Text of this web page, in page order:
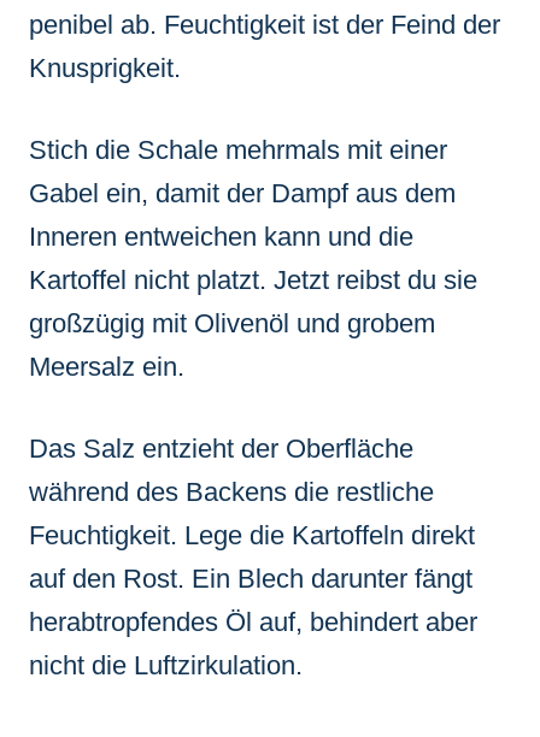
penibel ab. Feuchtigkeit ist der Feind der
Knusprigkeit.
Stich die Schale mehrmals mit einer
Gabel ein, damit der Dampf aus dem
Inneren entweichen kann und die
Kartoffel nicht platzt. Jetzt reibst du sie
großzügig mit Olivenöl und grobem
Meersalz ein.
Das Salz entzieht der Oberfläche
während des Backens die restliche
Feuchtigkeit. Lege die Kartoffeln direkt
auf den Rost. Ein Blech darunter fängt
herabtropfendes Öl auf, behindert aber
nicht die Luftzirkulation.